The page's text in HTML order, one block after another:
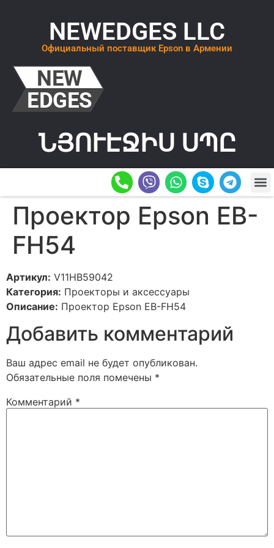
NEWEDGES LLC
Официальный поставщик Epson в Армении
ՆՅՈՒԷՋԻՍ ՍՊԸ
Проектор Epson EB-
FH54
Артикул: V11HB59042
Категория: Проекторы и аксессуары
Описание: Проектор Epson EB-FH54
Добавить комментарий
Ваш адрес email не будет опубликован.
Обязательные поля помечены *
Комментарий *